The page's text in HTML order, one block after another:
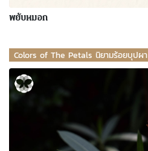
พยับหมอก
Colors of The Petals นิยามร้อยบุปผา